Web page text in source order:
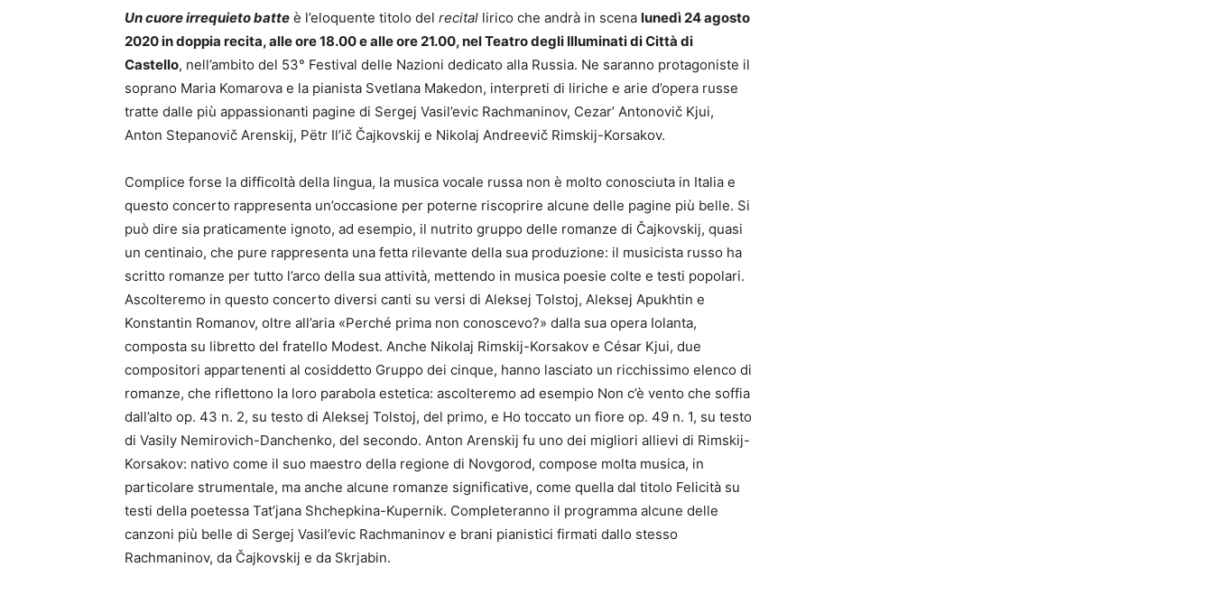
Un cuore irrequieto batte è l’eloquente titolo del recital lirico che andrà in scena lunedì 24 agosto
2020 in doppia recita, alle ore 18.00 e alle ore 21.00, nel Teatro degli Illuminati di Città di
Castello, nell’ambito del 53° Festival delle Nazioni dedicato alla Russia. Ne saranno protagoniste il
soprano Maria Komarova e la pianista Svetlana Makedon, interpreti di liriche e arie d’opera russe
tratte dalle più appassionanti pagine di Sergej Vasil’evic Rachmaninov, Cezar’ Antonovič Kjui,
Anton Stepanovič Arenskij, Pëtr Il’ič Čajkovskij e Nikolaj Andreevič Rimskij-Korsakov.
Complice forse la difficoltà della lingua, la musica vocale russa non è molto conosciuta in Italia e
questo concerto rappresenta un’occasione per poterne riscoprire alcune delle pagine più belle. Si
può dire sia praticamente ignoto, ad esempio, il nutrito gruppo delle romanze di Čajkovskij, quasi
un centinaio, che pure rappresenta una fetta rilevante della sua produzione: il musicista russo ha
scritto romanze per tutto l’arco della sua attività, mettendo in musica poesie colte e testi popolari.
Ascolteremo in questo concerto diversi canti su versi di Aleksej Tolstoj, Aleksej Apukhtin e
Konstantin Romanov, oltre all’aria «Perché prima non conoscevo?» dalla sua opera Iolanta,
composta su libretto del fratello Modest. Anche Nikolaj Rimskij-Korsakov e César Kjui, due
compositori appartenenti al cosiddetto Gruppo dei cinque, hanno lasciato un ricchissimo elenco di
romanze, che riflettono la loro parabola estetica: ascolteremo ad esempio Non c’è vento che soffia
dall’alto op. 43 n. 2, su testo di Aleksej Tolstoj, del primo, e Ho toccato un fiore op. 49 n. 1, su testo
di Vasily Nemirovich-Danchenko, del secondo. Anton Arenskij fu uno dei migliori allievi di Rimskij-
Korsakov: nativo come il suo maestro della regione di Novgorod, compose molta musica, in
particolare strumentale, ma anche alcune romanze significative, come quella dal titolo Felicità su
testi della poetessa Tat’jana Shchepkina-Kupernik. Completeranno il programma alcune delle
canzoni più belle di Sergej Vasil’evic Rachmaninov e brani pianistici firmati dallo stesso
Rachmaninov, da Čajkovskij e da Skrjabin.